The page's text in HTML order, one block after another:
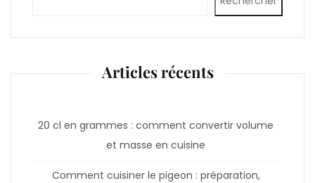
Articles récents
20 cl en grammes : comment convertir volume
et masse en cuisine
Comment cuisiner le pigeon : préparation,